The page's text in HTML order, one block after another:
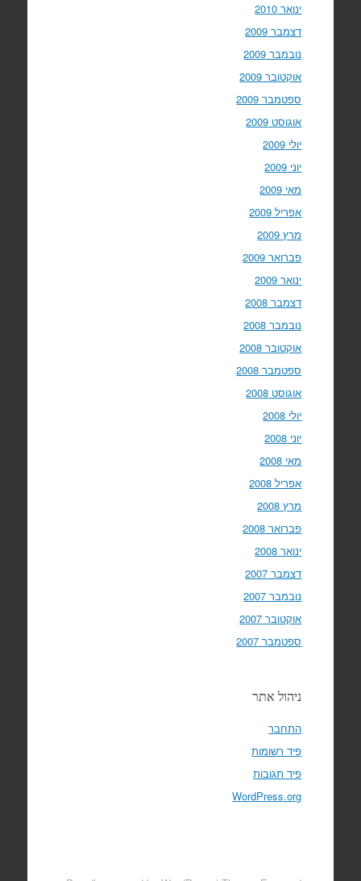
ינואר 2010
דצמבר 2009
נובמבר 2009
אוקטובר 2009
ספטמבר 2009
אוגוסט 2009
יולי 2009
יוני 2009
מאי 2009
אפריל 2009
מרץ 2009
פברואר 2009
ינואר 2009
דצמבר 2008
נובמבר 2008
אוקטובר 2008
ספטמבר 2008
אוגוסט 2008
יולי 2008
יוני 2008
מאי 2008
אפריל 2008
מרץ 2008
פברואר 2008
ינואר 2008
דצמבר 2007
נובמבר 2007
אוקטובר 2007
ספטמבר 2007
ניהול אתר
התחבר
פיד רשומות
פיד תגובות
WordPress.org